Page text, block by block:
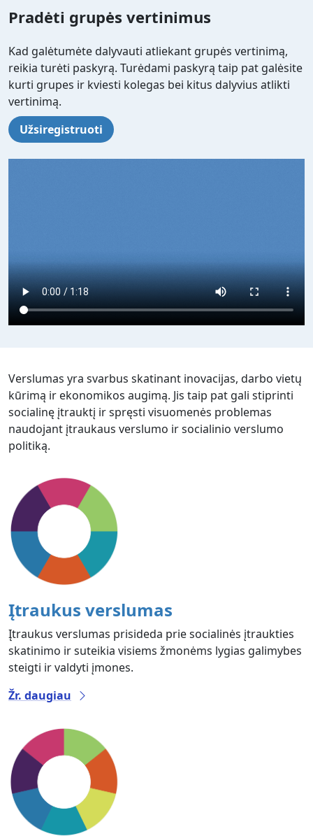
Pradėti grupės vertinimus
Kad galėtumėte dalyvauti atliekant grupės vertinimą,
reikia turėti paskyrą. Turėdami paskyrą taip pat galėsite
kurti grupes ir kviesti kolegas bei kitus dalyvius atlikti
vertinimą.
Užsiregistruoti
Verslumas yra svarbus skatinant inovacijas, darbo vietų
kūrimą ir ekonomikos augimą. Jis taip pat gali stiprinti
socialinę įtrauktį ir spręsti visuomenės problemas
naudojant įtraukaus verslumo ir socialinio verslumo
politiką.
Įtraukus verslumas
Įtraukus verslumas prisideda prie socialinės įtraukties
skatinimo ir suteikia visiems žmonėms lygias galimybes
steigti ir valdyti įmones.
Žr. daugiau